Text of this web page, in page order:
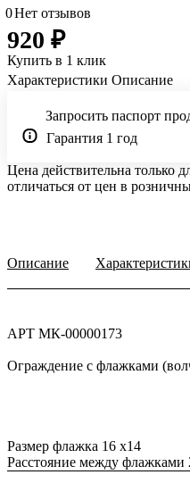
0Нет отзывов
920 ₽
Купить в 1 клик
Характеристики Описание
Запросить паспорт
Гарантия 1 год
Цена действительна только
отличаться от цен в
Описание
АРТ МК-00000173
Ограждение с флажками
Размер флажка 16 х14
Расстояние между флажками